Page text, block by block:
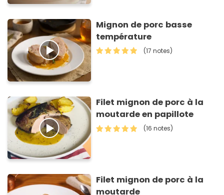
Mignon de porc basse
température
(17 notes)
Filet mignon de porc à la
moutarde en papillote
(16 notes)
Filet mignon de porc à la
moutarde